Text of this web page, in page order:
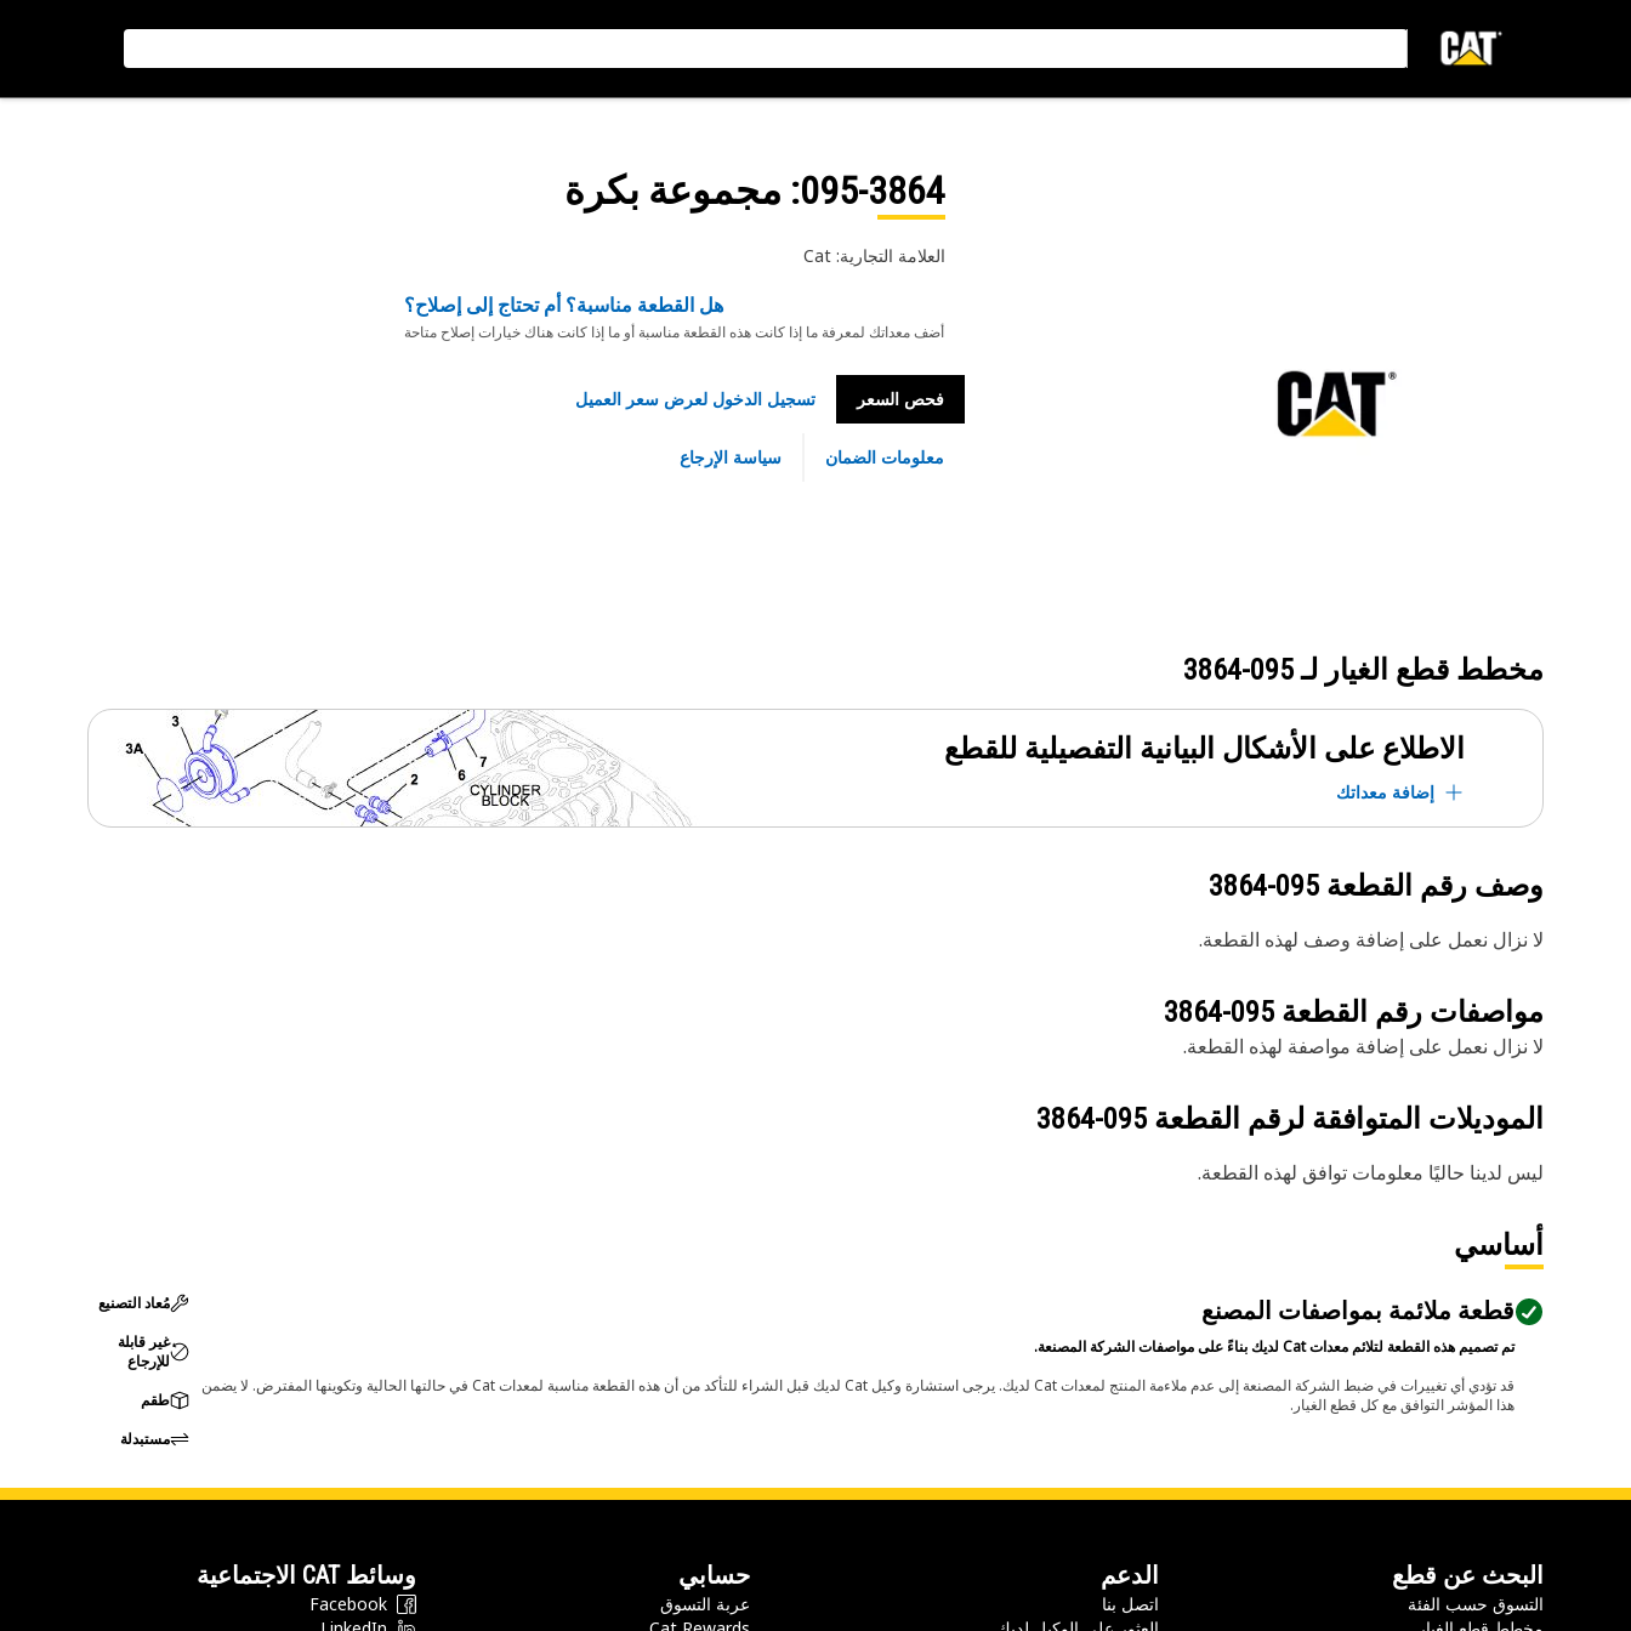
095-3864: مجموعة بكرة
العلامة التجارية: Cat
هل القطعة مناسبة؟ أم تحتاج إلى إصلاح؟
أضف معداتك لمعرفة ما إذا كانت هذه القطعة مناسبة أو ما إذا كانت هناك خيارات إصلاح متاحة
فحص السعر تسجيل الدخول لعرض سعر العميل
معلومات الضمان سياسة الإرجاع
مخطط قطع الغيار لـ095-3864
الاطلاع على الأشكال البيانية التفصيلية للقطع
إضافة معداتك
وصف رقم القطعة 095-3864
لا نزال نعمل على إضافة وصف لهذه القطعة.
مواصفات رقم القطعة 095-3864
لا نزال نعمل على إضافة مواصفة لهذه القطعة.
الموديلات المتوافقة لرقم القطعة 095-3864
ليس لدينا حاليًا معلومات توافق لهذه القطعة.
أساسي
قطعة ملائمة بمواصفات المصنع
تم تصميم هذه القطعة لتلائم معدات Cat لديك بناءً على مواصفات الشركة المصنعة.
قد تؤدي أي تغييرات في ضبط الشركة المصنعة إلى عدم ملاءمة المنتج لمعدات Cat لديك. يرجى استشارة وكيل Cat لديك قبل الشراء للتأكد من أن هذه القطعة مناسبة لمعدات Cat في حالتها الحالية وتكوينها المفترض. لا يضمن
هذا المؤشر التوافق مع كل قطع الغيار.
مُعاد التصنيع
غير قابلة
للإرجاع
طقم
مستبدلة
البحث عن قطع
التسوق حسب الفئة
الدعم
اتصل بنا
حسابي
عربة التسوق
وسائط CAT الاجتماعية
Facebook